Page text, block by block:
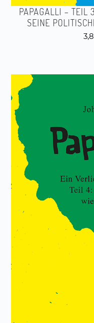
PAPAGALLI – TEIL
SEINE